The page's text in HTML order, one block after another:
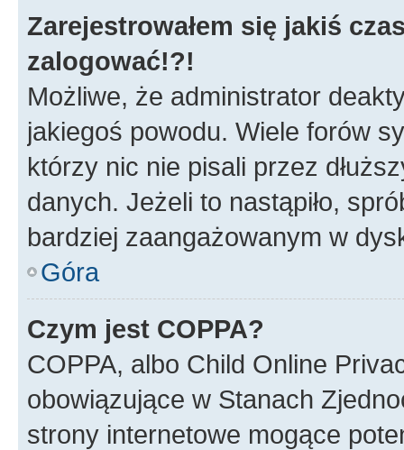
Zarejestrowałem się jakiś
zalogować!?!
Możliwe, że administrator
jakiegoś powodu. Wiele forów
którzy nic nie pisali przez
danych. Jeżeli to nastąpiło,
bardziej zaangażowanym w
Góra
Czym jest COPPA?
COPPA, albo Child Online
obowiązujące w Stanach
strony internetowe mogące